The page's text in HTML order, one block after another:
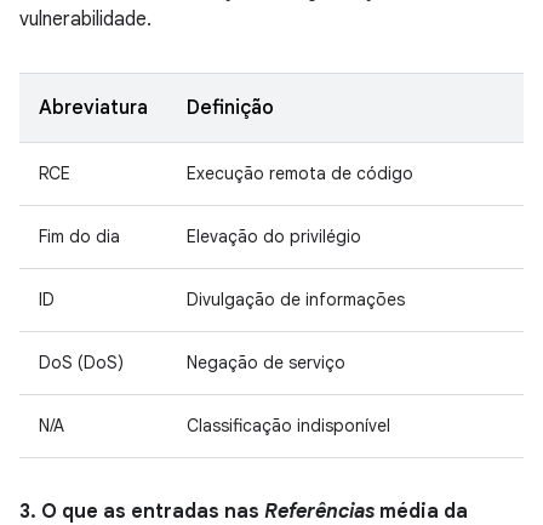
vulnerabilidade.
Abreviatura Definição
RCE Execução remota de código
Fim do dia Elevação do privilégio
ID Divulgação de informações
DoS (DoS) Negação de serviço
N/A Classificação indisponível
3. O que as entradas nas Referências média da